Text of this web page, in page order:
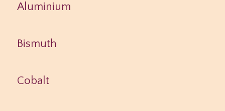
Aluminium
Bismuth
Cobalt